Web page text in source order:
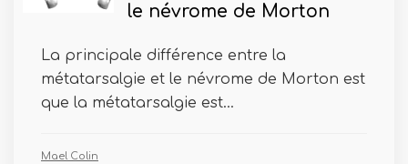
le névrome de Morton
La principale différence entre la
métatarsalgie et le névrome de Morton est
que la métatarsalgie est...
Mael Colin